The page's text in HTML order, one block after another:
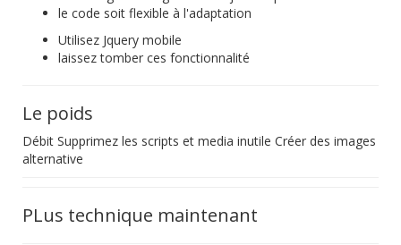
le code soit flexible à l'adaptation
Utilisez Jquery mobile
laissez tomber ces fonctionnalité
Le poids
Débit Supprimez les scripts et media inutile Créer des images
alternative
PLus technique maintenant